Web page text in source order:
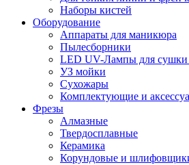
Наборы кистей
Оборудование
Аппараты для маникюра
Пылесборники
LED UV-Лампы для сушки
УЗ мойки
Сухожары
Комплектующие и
Фрезы
Алмазные
Твердосплавные
Керамика
Корундовые и